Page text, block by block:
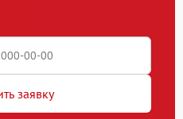
заявку